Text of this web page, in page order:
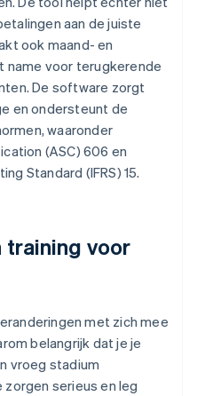
aan de juiste
ook maand- en
name voor terugkerende
De software zorgt
en ondersteunt de
waaronder
(ASC) 606 en
Standard (IFRS) 15.
training voor
met zich mee
belangrijk dat je je
vroeg stadium
serieus en leg